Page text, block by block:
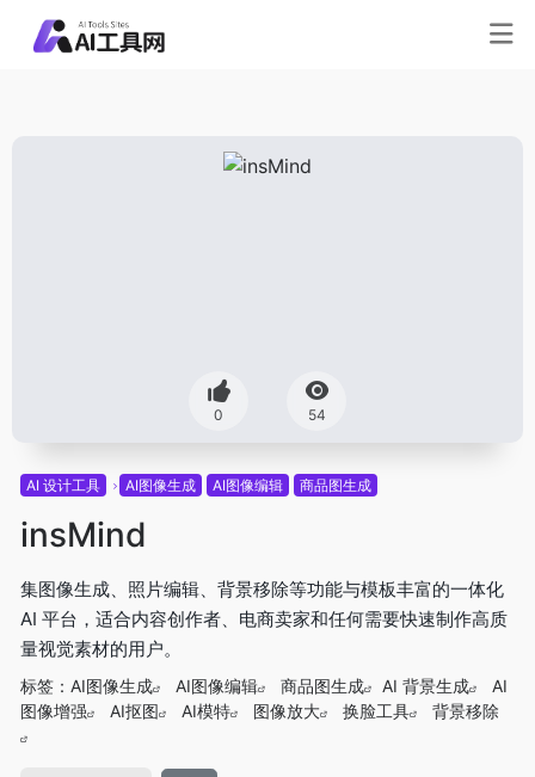
0 54
AI 设计工具 AI图像生成 AI图像编辑 商品图生成
insMind
集图像生成、照片编辑、背景移除等功能与模板丰富的一体化
AI 平台，适合内容创作者、电商卖家和任何需要快速制作高质
量视觉素材的用户。
标签： AI图像生成 AI图像编辑 商品图生成 AI 背景生成
AI
图像增强
AI抠图 AI模特 图像放大 换脸工具 背景移除